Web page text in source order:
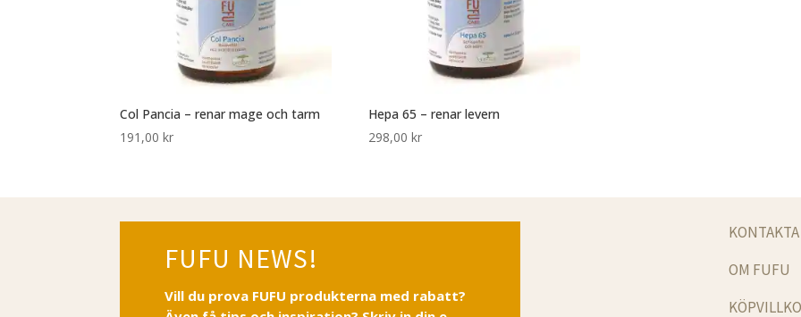
Col Pancia – renar mage och tarm
191,00kr
Hepa 65 – renar levern
298,00kr
FUFU NEWS!
Vill du prova FUFU produkterna med rabatt?
OM FUFU